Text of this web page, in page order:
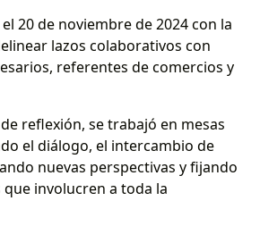
20 de noviembre de 2024 con la
lazos colaborativos con
referentes de comercios y
reflexión, se trabajó en mesas
el diálogo, el intercambio de
nuevas perspectivas y fijando
involucren a toda la